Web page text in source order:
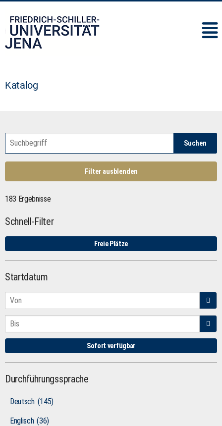
Katalog
Suchen
Filter ausblenden
183 Ergebnisse
Schnell-Filter
Freie Plätze
Startdatum
Sofort verfügbar
Durchführungssprache
Deutsch (145)
Englisch (36)